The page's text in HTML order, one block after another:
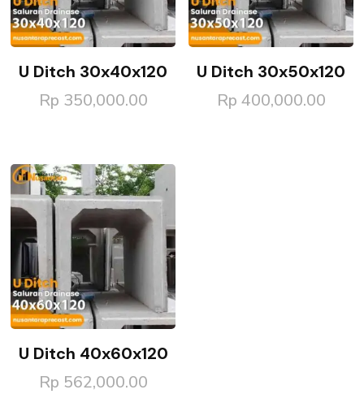
U Ditch 30x40x120
Rp 350,000.00
U Ditch 30x50x120
Rp 400,000.00
U Ditch 40x60x120
Rp 562,000.00